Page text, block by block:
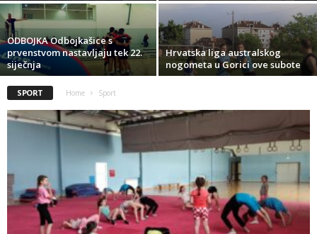
ODBOJKA Odbojkašice s
prvenstvom nastavljaju tek 22.
siječnja
Hrvatska liga australskog
nogometa u Gorici ove subote
SPORT Home Sport